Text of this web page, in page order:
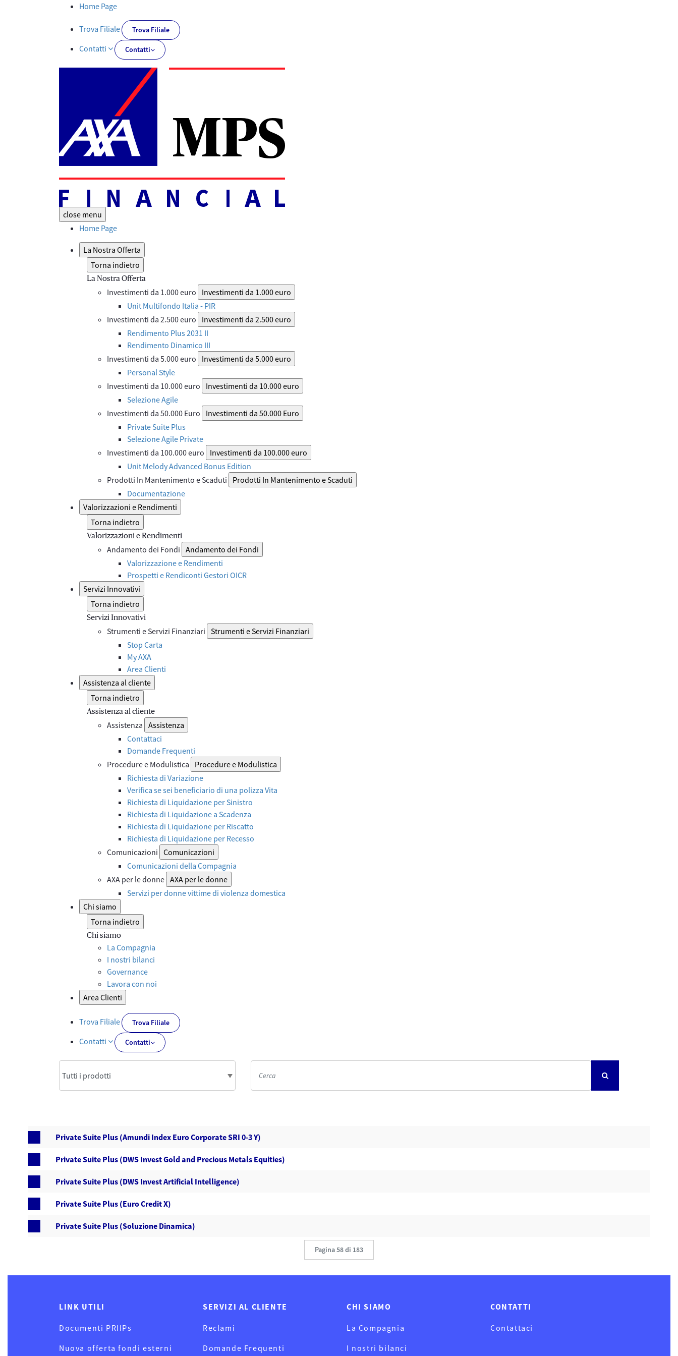
Documenti PRIIPs | AXA MPS Financial - AXA-MPSFINANCIAL.IT
Home Page
Trova Filiale Trova Filiale
Contatti Contatti
close menu
Home Page
La Nostra Offerta
Torna indietro
La Nostra Offerta
Investimenti da 1.000 euro
Investimenti da 1.000 euro
Unit Multifondo Italia - PIR
Investimenti da 2.500 euro
Investimenti da 2.500 euro
Rendimento Plus 2031 II
Rendimento Dinamico III
Investimenti da 5.000 euro
Investimenti da 5.000 euro
Personal Style
Investimenti da 10.000 euro
Investimenti da 10.000 euro
Selezione Agile
Investimenti da 50.000 Euro
Investimenti da 50.000 Euro
Private Suite Plus
Selezione Agile Private
Investimenti da 100.000 euro
Investimenti da 100.000 euro
Unit Melody Advanced Bonus Edition
Prodotti In Mantenimento e Scaduti
Prodotti In Mantenimento e Scaduti
Documentazione
Valorizzazioni e Rendimenti
Torna indietro
Valorizzazioni e Rendimenti
Andamento dei Fondi Andamento dei Fondi
Valorizzazione e Rendimenti
Prospetti e Rendiconti Gestori OICR
Servizi Innovativi
Torna indietro
Servizi Innovativi
Strumenti e Servizi Finanziari Strumenti e Servizi Finanziari
Stop Carta
My AXA
Area Clienti
Assistenza al cliente
Torna indietro
Assistenza al cliente
Assistenza Assistenza
Contattaci
Domande Frequenti
Procedure e Modulistica
Procedure e Modulistica
Richiesta di Variazione
Verifica se sei beneficiario di una polizza Vita
Richiesta di Liquidazione per Sinistro
Richiesta di Liquidazione a Scadenza
Richiesta di Liquidazione per Riscatto
Richiesta di Liquidazione per Recesso
Comunicazioni Comunicazioni
Comunicazioni della Compagnia
AXA per le donne AXA per le donne
Servizi per donne vittime di violenza domestica
Chi siamo
Torna indietro
Chi siamo
La Compagnia
I nostri bilanci
Governance
Lavora con noi
Area Clienti
Trova Filiale Trova Filiale
Contatti Contatti
Private Suite Plus (Amundi Index Euro Corporate SRI 0-3 Y)
Private Suite Plus (DWS Invest Gold and Precious Metals Equities)
Private Suite Plus (DWS Invest Artificial Intelligence)
Private Suite Plus (Euro Credit X)
Private Suite Plus (Soluzione Dinamica)
Pagina 58 di 183
LINK UTILI
Documenti PRIIPs
Nuova offerta fondi esterni
SERVIZI AL CLIENTE
Reclami
Domande Frequenti
CHI SIAMO
La Compagnia
I nostri bilanci
CONTATTI
Contattaci